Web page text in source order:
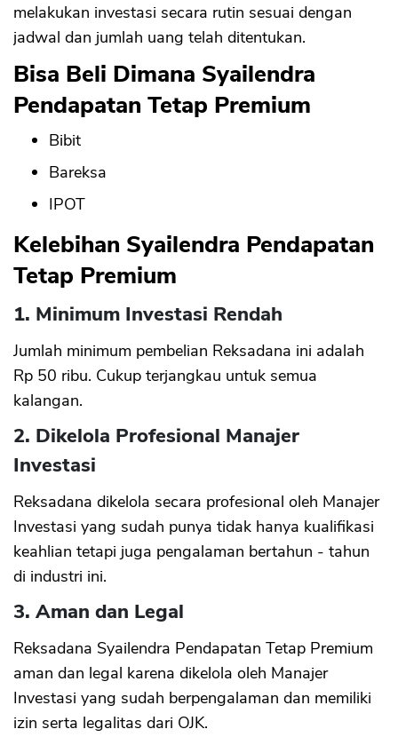
melakukan investasi secara rutin sesuai dengan
jadwal dan jumlah uang telah ditentukan.
Bisa Beli Dimana Syailendra
Pendapatan Tetap Premium
Bibit
Bareksa
IPOT
Kelebihan Syailendra Pendapatan
Tetap Premium
1. Minimum Investasi Rendah
Jumlah minimum pembelian Reksadana ini adalah
Rp 50 ribu. Cukup terjangkau untuk semua
kalangan.
2. Dikelola Profesional Manajer
Investasi
Reksadana dikelola secara profesional oleh Manajer
Investasi yang sudah punya tidak hanya kualifikasi
keahlian tetapi juga pengalaman bertahun - tahun
di industri ini.
3. Aman dan Legal
Reksadana Syailendra Pendapatan Tetap Premium
aman dan legal karena dikelola oleh Manajer
Investasi yang sudah berpengalaman dan memiliki
izin serta legalitas dari OJK.